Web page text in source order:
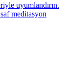
uyumlandırın.
meditasyon